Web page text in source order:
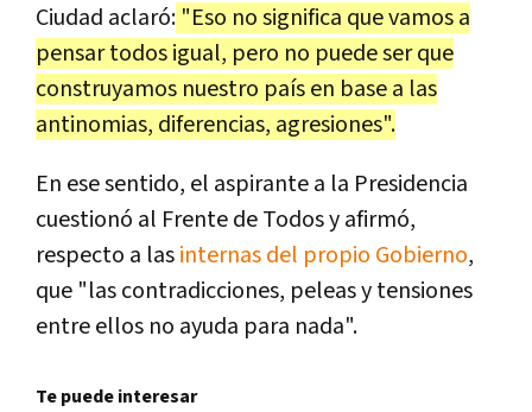
Ciudad aclaró: "Eso no significa que vamos a
pensar todos igual, pero no puede ser que
construyamos nuestro país en base a las
antinomias, diferencias, agresiones".
En ese sentido, el aspirante a la Presidencia
cuestionó al Frente de Todos y afirmó,
respecto a lasinternas del propio Gobierno,
que "las contradicciones, peleas y tensiones
entre ellos no ayuda para nada".
Te puede interesar